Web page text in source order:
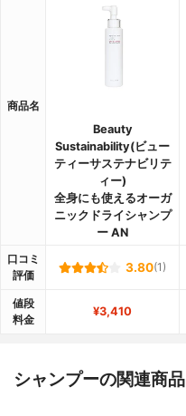
商品名
Beauty
Sustainability(ビュー
ティーサステナビリテ
ィー)
全身にも使えるオーガ
ニックドライシャンプ
ー AN
口コミ
評価
3.80(1)
値段
料金
¥3,410
シャンプーの関連商品